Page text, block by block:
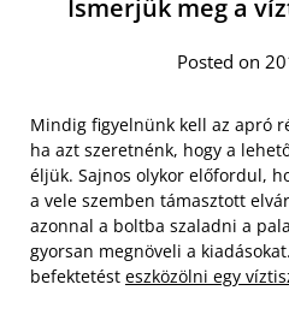
Ismerjük meg a
Posted on
Mindig figyelnünk kell az apró
ha azt szeretnénk, hogy a
éljük. Sajnos olykor előfordul,
a vele szemben támasztott
azonnal a boltba szaladni a
gyorsan megnöveli a
befektetést eszközölni egy